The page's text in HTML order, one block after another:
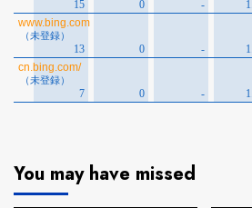
You may have missed